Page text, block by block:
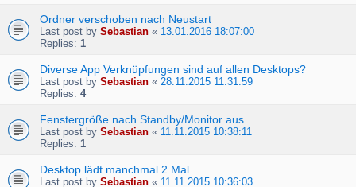
Ordner verschoben nach Neustart
Last post by Sebastian « 13.01.2016 18:07:00
Replies: 1
Diverse App Verknüpfungen sind auf allen Desktops?
Last post by Sebastian « 28.11.2015 11:31:59
Replies: 4
Fenstergröße nach Standby/Monitor aus
Last post by Sebastian « 11.11.2015 10:38:11
Replies: 1
Desktop lädt manchmal 2 Mal
Last post by Sebastian « 11.11.2015 10:36:03